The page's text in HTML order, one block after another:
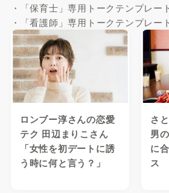
・「保育士」専用トークテンプレート
・「看護師」専用トークテンプレート
ロンブー淳さんの恋愛
テク 田辺まりこさん
「女性を初デートに誘
う時に何と言う？」
さ
男
に
ス